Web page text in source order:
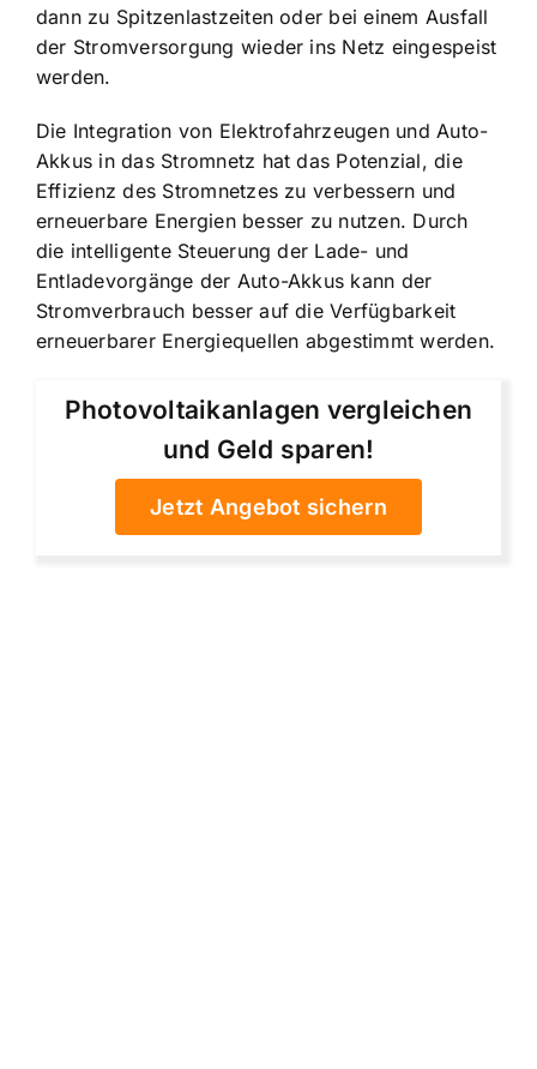
dann zu Spitzenlastzeiten oder bei einem Ausfall
der Stromversorgung wieder ins Netz eingespeist
werden.
Die Integration von Elektrofahrzeugen und Auto-
Akkus in das Stromnetz hat das Potenzial, die
Effizienz des Stromnetzes zu verbessern und
erneuerbare Energien besser zu nutzen. Durch
die intelligente Steuerung der Lade- und
Entladevorgänge der Auto-Akkus kann der
Stromverbrauch besser auf die Verfügbarkeit
erneuerbarer Energiequellen abgestimmt werden.
Photovoltaikanlagen vergleichen
und Geld sparen!
Jetzt Angebot sichern